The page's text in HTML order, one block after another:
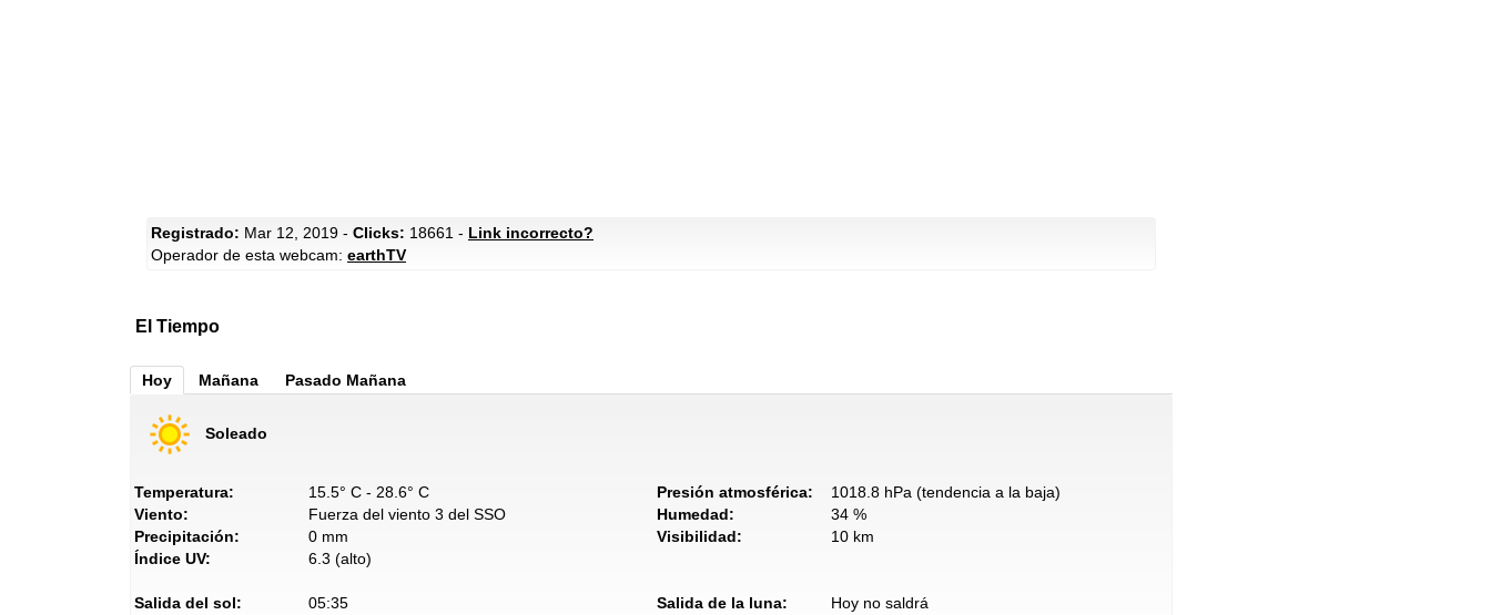
Registrado: Mar 12, 2019 - Clicks: 18661 - Link incorrecto?
Operador de esta webcam: earthTV
El Tiempo
Hoy Mañana Pasado Mañana
Soleado
Temperatura:
15.5° C - 28.6° C
Viento:
Fuerza del viento 3 del SSO
Precipitación:
0 mm
Índice UV:
6.3 (alto)
Presión atmosférica:
1018.8 hPa (tendencia a la baja)
Humedad:
34 %
Visibilidad:
10 km
Salida del sol:
05:35
Salida de la luna:
Hoy no saldrá